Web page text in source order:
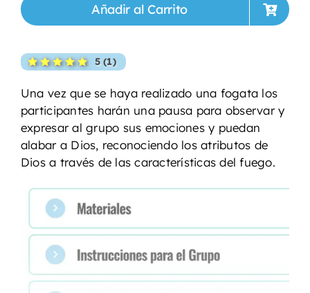
Añadir al Carrito
5 (1)
Una vez que se haya realizado una fogata los
participantes harán una pausa para observar y
expresar al grupo sus emociones y puedan
alabar a Dios, reconociendo los atributos de
Dios a través de las características del fuego.